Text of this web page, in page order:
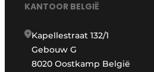
KANTOOR BELGIË
Kapellestraat 132/1
Gebouw G
8020 Oostkamp België